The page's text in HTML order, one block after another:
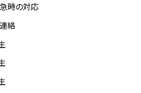
時の対応
絡